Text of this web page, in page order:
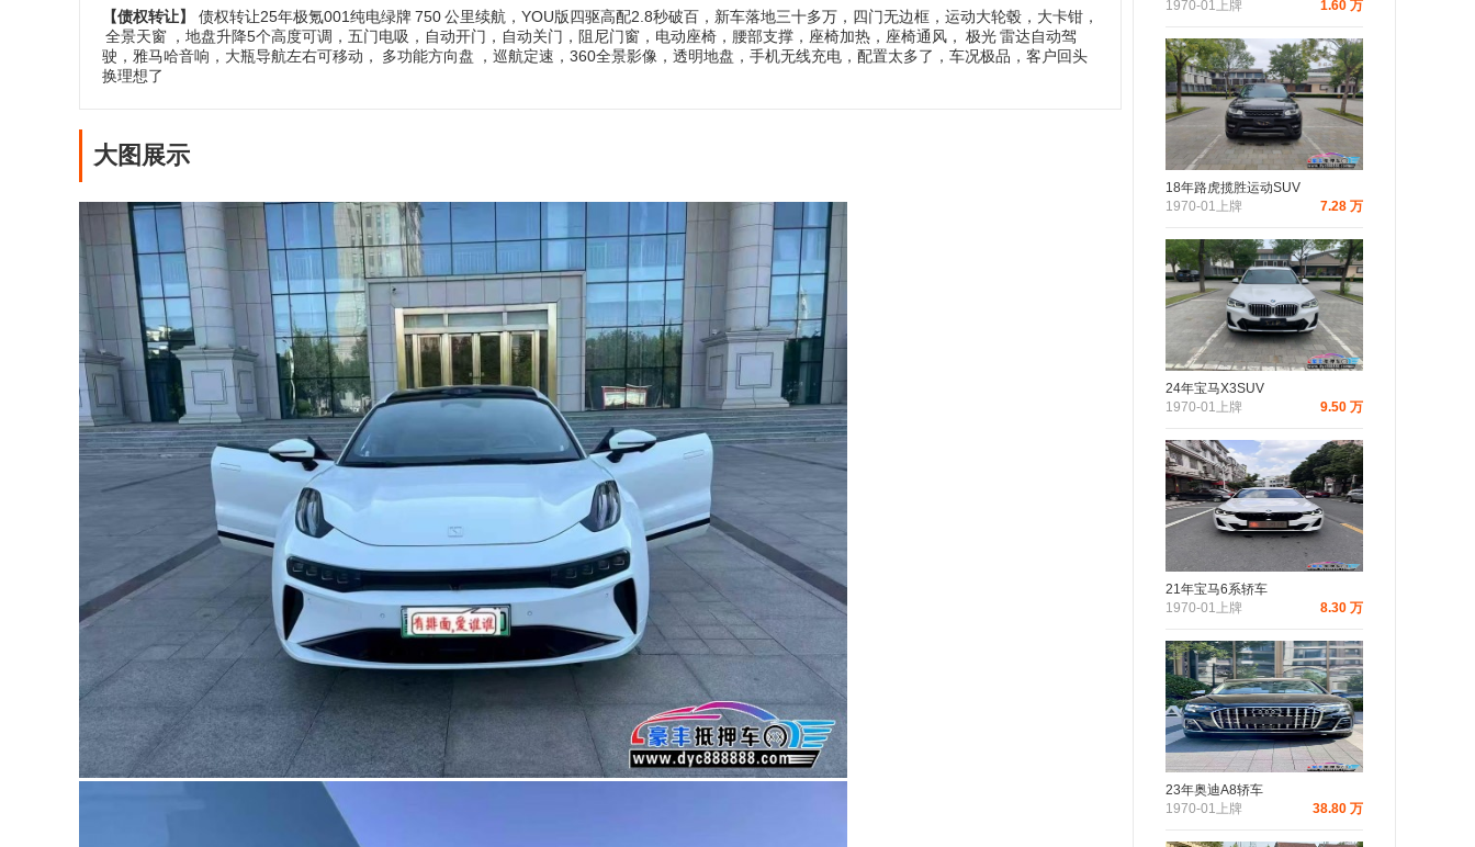
【债权转让】 债权转让25年极氪001纯电绿牌750公里续航，YOU版四驱高配2.8秒破百，新车落地三十多万，四门无边框，运动大轮毂，大卡钳，
全景天窗 ，地盘升降5个高度可调，五门电吸，自动开门，自动关门，阻尼门窗，电动座椅，腰部支撑，座椅加热，座椅通风， 极光雷达自动驾
驶，雅马哈音响，大瓶导航左右可移动，
多功能方向盘
，巡航定速，360全景影像，透明地盘，手机无线充电，配置太多了，车况极品，客户回头
换理想了
大图展示
1970-01上牌
1.60 万
18年路虎揽胜运动SUV
1970-01上牌
7.28 万
24年宝马X3SUV
1970-01上牌
9.50 万
21年宝马6系轿车
1970-01上牌
8.30 万
23年奥迪A8轿车
1970-01上牌
38.80 万